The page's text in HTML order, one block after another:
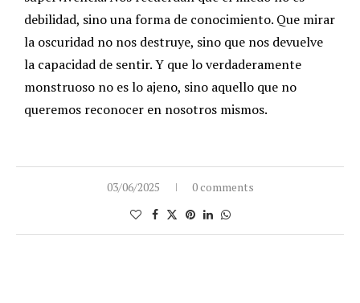
debilidad, sino una forma de conocimiento. Que mirar
la oscuridad no nos destruye, sino que nos devuelve
la capacidad de sentir. Y que lo verdaderamente
monstruoso no es lo ajeno, sino aquello que no
queremos reconocer en nosotros mismos.
03/06/2025 0 comments